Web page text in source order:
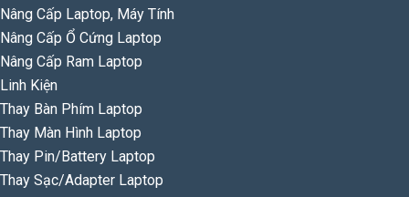
Nâng Cấp Laptop, Máy Tính
Nâng Cấp Ổ Cứng Laptop
Nâng Cấp Ram Laptop
Linh Kiện
Thay Bàn Phím Laptop
Thay Màn Hình Laptop
Thay Pin/Battery Laptop
Thay Sạc/Adapter Laptop